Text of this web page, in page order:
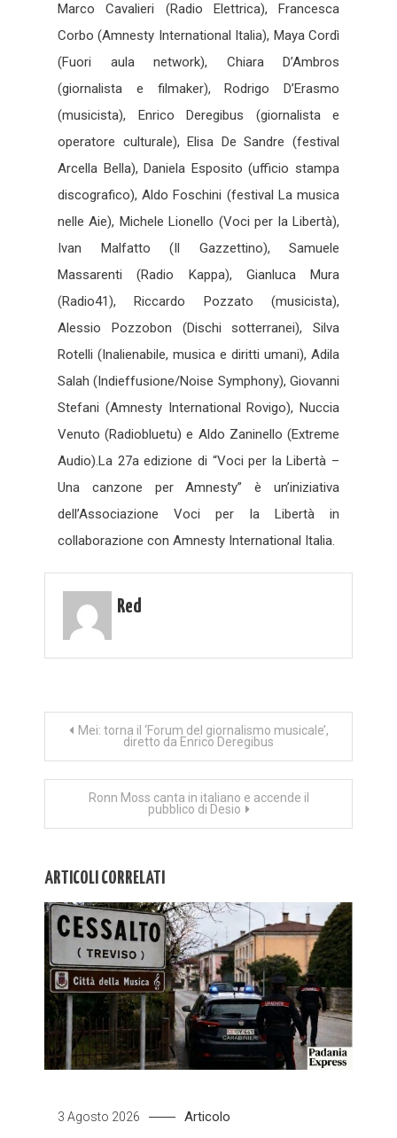
Marco Cavalieri (Radio Elettrica), Francesca
Corbo (Amnesty International Italia), Maya Cordì
(Fuori aula network), Chiara D’Ambros
(giornalista e filmaker), Rodrigo D’Erasmo
(musicista), Enrico Deregibus (giornalista e
operatore culturale), Elisa De Sandre (festival
Arcella Bella), Daniela Esposito (ufficio stampa
discografico), Aldo Foschini (festival La musica
nelle Aie), Michele Lionello (Voci per la Libertà),
Ivan Malfatto (Il Gazzettino), Samuele
Massarenti (Radio Kappa), Gianluca Mura
(Radio41), Riccardo Pozzato (musicista),
Alessio Pozzobon (Dischi sotterranei), Silva
Rotelli (Inalienabile, musica e diritti umani), Adila
Salah (Indieffusione/Noise Symphony), Giovanni
Stefani (Amnesty International Rovigo), Nuccia
Venuto (Radiobluetu) e Aldo Zaninello (Extreme
Audio).La 27a edizione di “Voci per la Libertà –
Una canzone per Amnesty” è un’iniziativa
dell’Associazione Voci per la Libertà in
collaborazione con Amnesty International Italia.
Red
Navigazione
Mei: torna il ‘Forum del giornalismo musicale’,
diretto da Enrico Deregibus
Ronn Moss canta in italiano e accende il
pubblico di Desio
ARTICOLI CORRELATI
3 Agosto 2026 Articolo